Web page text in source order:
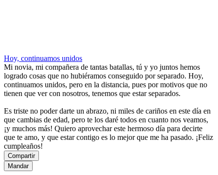
Hoy, continuamos unidos
Mi novia, mi compañera de tantas batallas, tú y yo juntos hemos
logrado cosas que no hubiéramos conseguido por separado. Hoy,
continuamos unidos, pero en la distancia, pues por motivos que no
tienen que ver con nosotros, tenemos que estar separados.
Es triste no poder darte un abrazo, ni miles de cariños en este día en
que cambias de edad, pero te los daré todos en cuanto nos veamos,
¡y muchos más! Quiero aprovechar este hermoso día para decirte
que te amo, y que estar contigo es lo mejor que me ha pasado. ¡Feliz
cumpleaños!
Compartir
Mandar